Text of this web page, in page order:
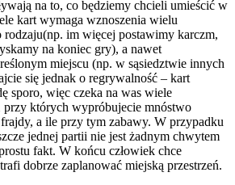
na to, co będziemy chcieli umieścić w
kart wymaga wznoszenia wielu
rodzaju(np. im więcej postawimy karczm,
na koniec gry), a nawet
miejscu (np. w sąsiedztwie innych
się jednak o regrywalność – kart
sporo, więc czeka na was wiele
których wypróbujecie mnóstwo
a ile przy tym zabawy. W przypadku
jednej partii nie jest żadnym chwytem
fakt. W końcu człowiek chce
dobrze zaplanować miejską przestrzeń.